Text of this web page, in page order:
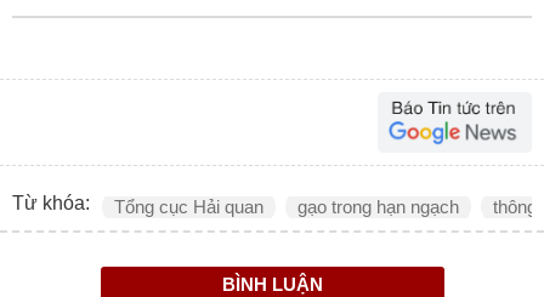
Từ khóa: Tổng cục Hải quan gạo trong hạn ngạch thông
BÌNH LUẬN